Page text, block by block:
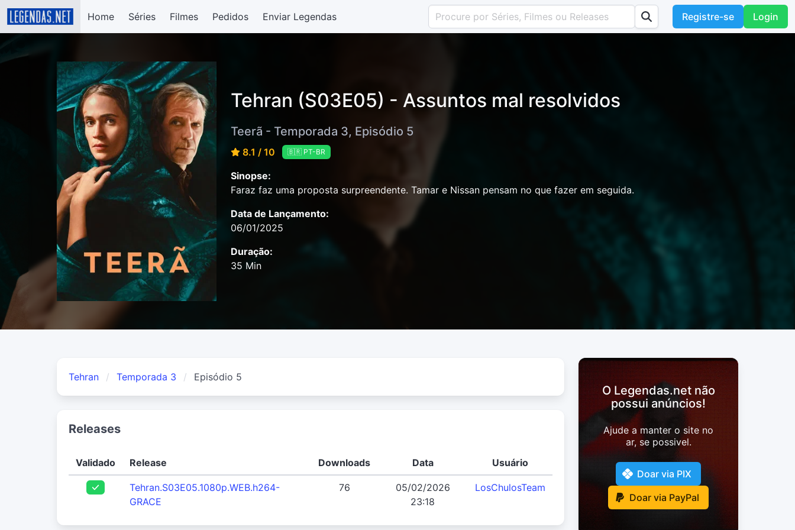
Home Séries Filmes Pedidos Enviar Legendas Registre-se Login
Tehran (S03E05) - Assuntos mal resolvidos
Teerã - Temporada 3, Episódio 5
8.1 / 10 🇧🇷 PT-BR
Sinopse:
Faraz faz uma proposta surpreendente. Tamar e Nissan pensam no que fazer em seguida.
Data de Lançamento:
06/01/2025
Duração:
35 Min
Tehran Temporada 3 Episódio 5
Releases
Validado Release Downloads Data Usuário
Tehran.S03E05.1080p.WEB.h264-
GRACE
76
05/02/2026
23:18
LosChulosTeam
O Legendas.net não
possui anúncios!
Ajude a manter o site no
ar, se possivel.
Doar via PIX
Doar via PayPal